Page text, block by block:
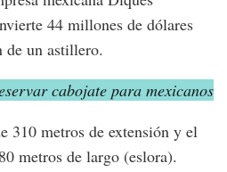
44 millones de dólares
de un astillero.
cabojate para mexicanos
310 metros de extensión y el
metros de largo (eslora).